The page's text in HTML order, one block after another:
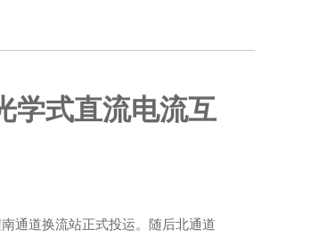
学式直流电流互
通道换流站正式投运。随后北通道